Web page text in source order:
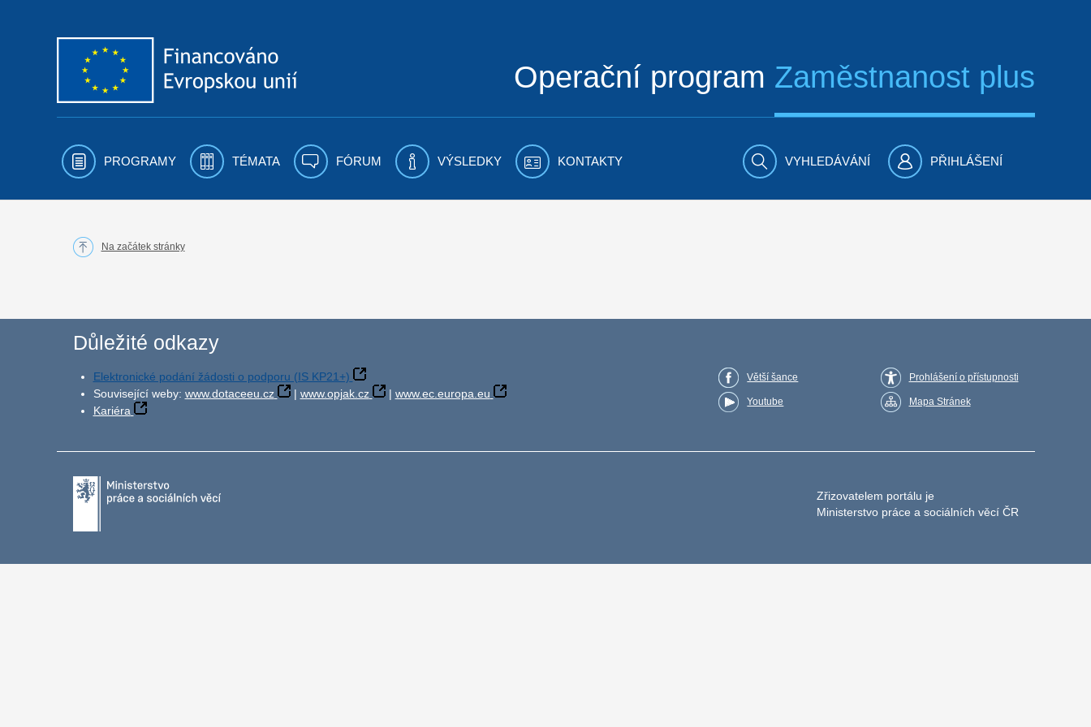
Operační program Zaměstnanost plus
PROGRAMY TÉMATA FÓRUM VÝSLEDKY KONTAKTY VYHLEDÁVÁNÍ PŘIHLÁŠENÍ
Na začátek stránky
Důležité odkazy
Elektronické podání žádosti o podporu (IS KP21+)
Související weby: www.dotaceeu.cz | www.opjak.cz | www.ec.europa.eu
Kariéra
Větší šance
Youtube
Prohlášení o přístupnosti
Mapa Stránek
Zřizovatelem portálu je
Ministerstvo práce a sociálních věcí ČR